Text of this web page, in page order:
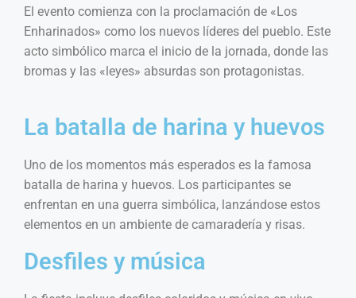
El evento comienza con la proclamación de «Los
Enharinados» como los nuevos líderes del pueblo. Este
acto simbólico marca el inicio de la jornada, donde las
bromas y las «leyes» absurdas son protagonistas.
La batalla de harina y huevos
Uno de los momentos más esperados es la famosa
batalla de harina y huevos. Los participantes se
enfrentan en una guerra simbólica, lanzándose estos
elementos en un ambiente de camaradería y risas.
Desfiles y música